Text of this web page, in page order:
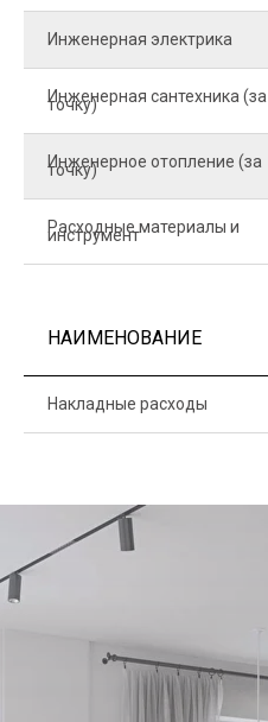
Инженерная электрика
Инженерная сантехника (за
точку)
Инженерное отопление (за
точку)
Расходные материалы и
инструмент
НАИМЕНОВАНИЕ
Накладные расходы